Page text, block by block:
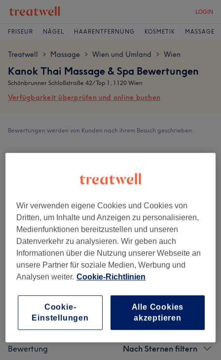
LOGIN
FRISEUR NÄGEL HAARENTFERNUNG KOSMETIK MASSAGE
Treatwell > Massage > Wien und Umland > Wien
Kanok Thai Massage & Spa Bewertungen
Schönbrunner Schloßstraße 42/Top 1, 1120 Wien
Verfügbarkeit überprüfen und online buchen
Bewertungen werden von Kunden nach ihrem Besuch geschrieben.
Sauberkeit
Service
Bewertungen filtern
Behandlung Alle Bewertungen
Bewertung Nach Sternen filtern
Wir verwenden eigene Cookies und Cookies von
Dritten, um Inhalte und Anzeigen zu personalisieren,
Medienfunktionen bereitzustellen und unseren
Datenverkehr zu analysieren. Wir geben auch
Informationen über die Nutzung unserer Webseite an
unsere Partner für soziale Medien, Werbung und
Analysen weiter. Cookie-Richtlinien
Alle Cookies
akzeptieren
Cookie-
Einstellungen